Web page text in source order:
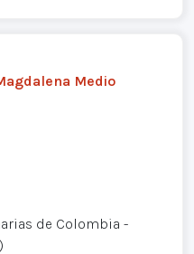
Medio
de Colombia -